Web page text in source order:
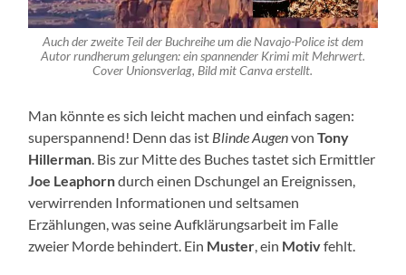
Auch der zweite Teil der Buchreihe um die Navajo-Police ist dem
Autor rundherum gelungen: ein spannender Krimi mit Mehrwert.
Cover Unionsverlag, Bild mit Canva erstellt.
Man könnte es sich leicht machen und einfach sagen:
superspannend! Denn das ist Blinde AugenvonTony
Hillerman. Bis zur Mitte des Buches tastet sich Ermittler
Joe Leaphorndurch einen Dschungel an Ereignissen,
verwirrenden Informationen und seltsamen
Erzählungen, was seine Aufklärungsarbeit im Falle
zweier Morde behindert. Ein Muster, ein Motivfehlt.